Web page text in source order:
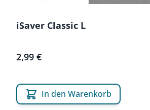
iSaver Classic L
2,99 €
In den Warenkorb